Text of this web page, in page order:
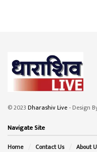
© 2023 Dharashiv Live - Design
Navigate Site
Home Contact Us About